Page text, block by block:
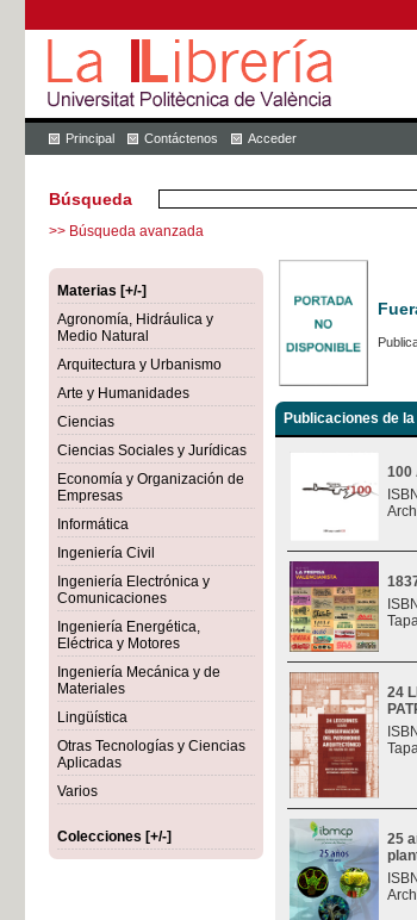
Principal Contáctenos Acceder
Búsqueda
>> Búsqueda avanzada
Materias [+/-]
Agronomía, Hidráulica y
Medio Natural
Arquitectura y Urbanismo
Arte y Humanidades
Ciencias
Ciencias Sociales y Jurídicas
Economía y Organización de
Empresas
Informática
Ingeniería Civil
Ingeniería Electrónica y
Comunicaciones
Ingeniería Energética,
Eléctrica y Motores
Ingeniería Mecánica y de
Materiales
Lingüística
Otras Tecnologías y Ciencias
Aplicadas
Varios
Colecciones [+/-]
Publicaciones de
100
24
25